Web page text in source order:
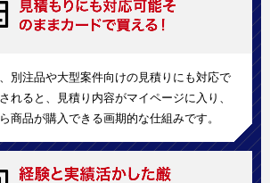
別注品や大型案件向けの見積りにも対応で
れると、見積り内容がマイページに入り、
商品が購入できる画期的な仕組みです。